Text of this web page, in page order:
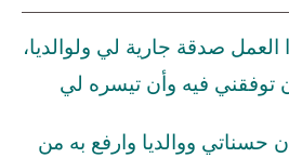
صدقة جارية لي ولوالديا،
توفقني فيه وأن تيسره لي
حسناتي ووالديا وارفع به من